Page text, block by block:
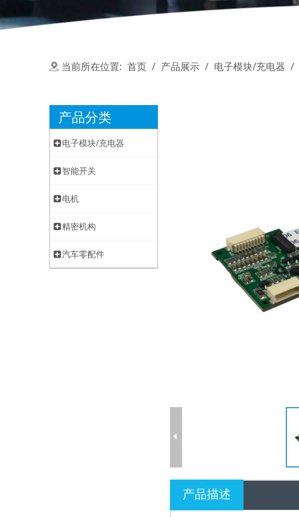
当前所在位置: 首页 / 产品展示 / 电子模块/充电器 /
产品分类
电子模块/充电器
智能开关
电机
精密机构
汽车零配件
产品描述